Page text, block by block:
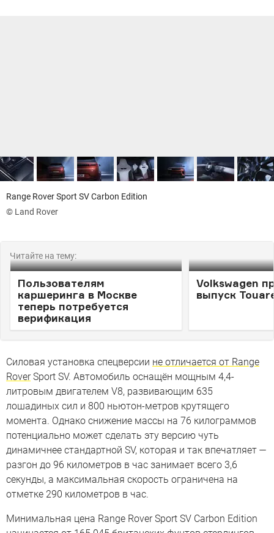
Range Rover Sport SV Carbon Edition
© Land Rover
Читайте на тему:
Пользователям
каршеринга в Москве
теперь потребуется
верификация
Volkswagen
выпуск
Силовая установка спецверсии не отличается от Range
RoverSport SV. Автомобиль оснащён мощным 4,4-
литровым двигателем V8, развивающим 635
лошадиных сил и 800 ньютон-метров крутящего
момента. Однако снижение массы на 76 килограммов
потенциально может сделать эту версию чуть
динамичнее стандартной SV, которая и так впечатляет —
разгон до 96 километров в час занимает всего 3,6
секунды, а максимальная скорость ограничена на
отметке 290 километров в час.
Минимальная цена Range Rover Sport SV Carbon Edition